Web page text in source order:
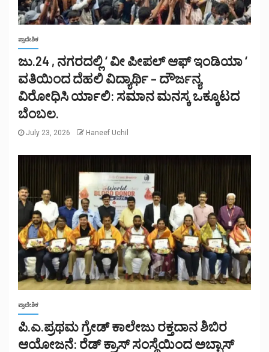
ಪ್ರಾದೇಶಿಕ
ಜು.24 , ನಗರದಲ್ಲಿ ‘ ವೀ ಪೀಪಲ್ ಆಫ್ ಇಂಡಿಯಾ ‘
ವತಿಯಿಂದ ದೆಹಲಿ ವಿದ್ಯಾರ್ಥಿ – ದೌರ್ಜನ್ಯ
ವಿರೋಧಿಸಿ ರ್ಯಾಲಿ: ಸಮಾನ ಮನಸ್ಕ ಒಕ್ಕೂಟದ
ಬೆಂಬಲ.
July 23, 2026 Haneef Uchil
ಪ್ರಾದೇಶಿಕ
ಪಿ.ಎ.ಪ್ರಥಮ ಗ್ರೇಡ್ ಕಾಲೇಜು ರಕ್ತದಾನ ಶಿಬಿರ
ಆಯೋಜನೆ: ರೆಡ್ ಕ್ರಾಸ್ ಸಂಸ್ಥೆಯಿಂದ ಅಬ್ಬಾಸ್